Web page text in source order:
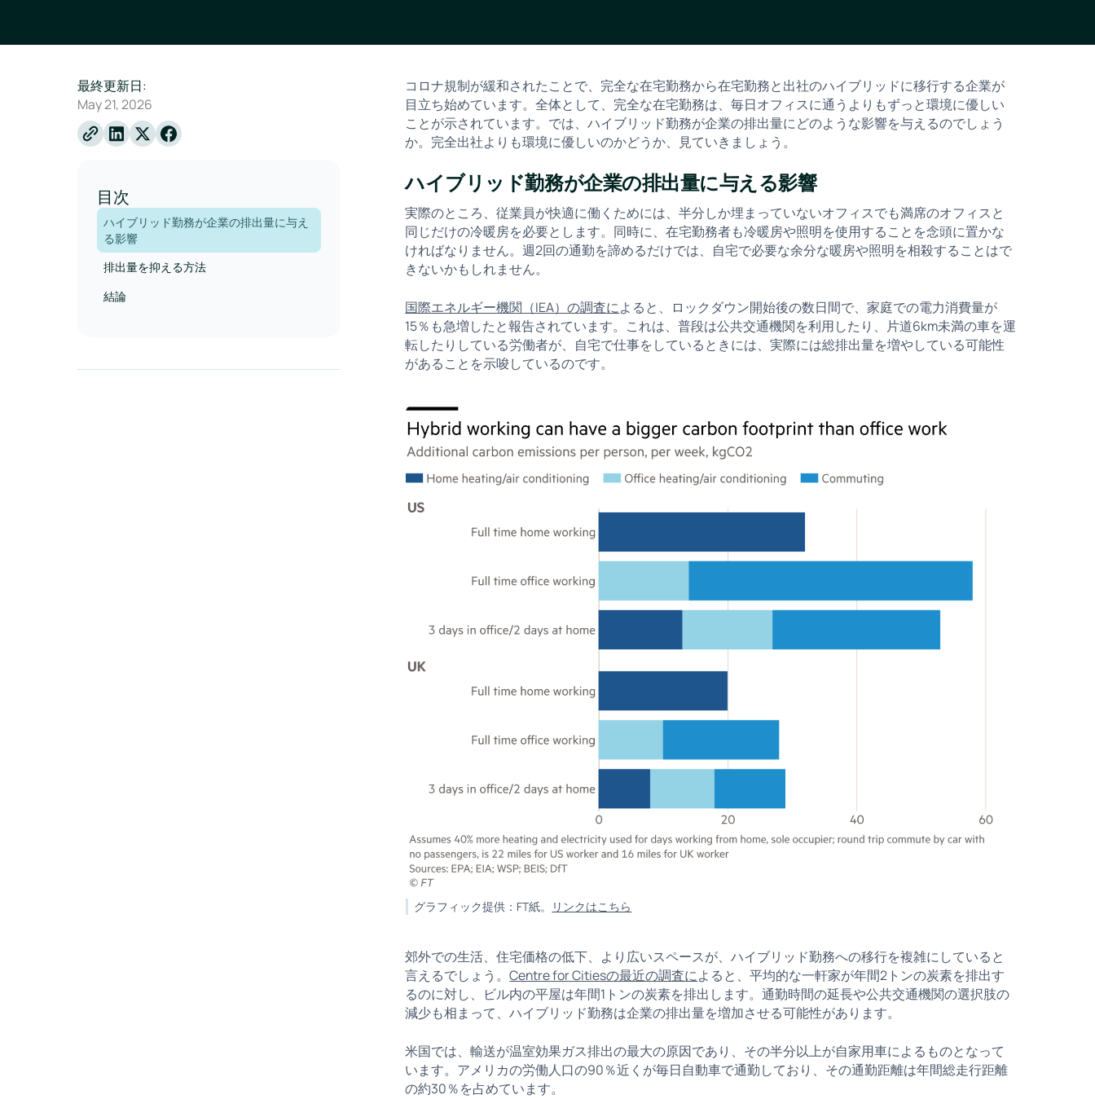
最終更新日:
May 21, 2026
Linkedin
X Facebook
目次
ハイブリッド勤務が企業の排出量に与え
る影響
排出量を抑える方法
結論
コロナ規制が緩和されたことで、完全な在宅勤務から在宅勤務と出社のハイブリッドに移行する企業が
目立ち始めています。全体として、完全な在宅勤務は、毎日オフィスに通うよりもずっと環境に優しい
ことが示されています。では、ハイブリッド勤務が企業の排出量にどのような影響を与えるのでしょう
か。完全出社よりも環境に優しいのかどうか、見ていきましょう。
ハイブリッド勤務が企業の排出量に与える影響
実際のところ、従業員が快適に働くためには、半分しか埋まっていないオフィスでも満席のオフィスと
同じだけの冷暖房を必要とします。同時に、在宅勤務者も冷暖房や照明を使用することを念頭に置かな
ければなりません。週2回の通勤を諦めるだけでは、自宅で必要な余分な暖房や照明を相殺することはで
きないかもしれません。
国際エネルギー機関（IEA）の調査によると、ロックダウン開始後の数日間で、家庭での電力消費量が
15％も急増したと報告されています。これは、普段は公共交通機関を利用したり、片道6km未満の車を運
転したりしている労働者が、自宅で仕事をしているときには、実際には総排出量を増やしている可能性
があることを示唆しているのです。
グラフィック提供：FT紙。 リンクはこちら
郊外での生活、住宅価格の低下、より広いスペースが、ハイブリッド勤務への移行を複雑にしていると
言えるでしょう。Centre for Citiesの最近の調査によると、平均的な一軒家が年間2トンの炭素を排出す
るのに対し、ビル内の平屋は年間1トンの炭素を排出します。通勤時間の延長や公共交通機関の選択肢の
減少も相まって、ハイブリッド勤務は企業の排出量を増加させる可能性があります。
米国では、輸送が温室効果ガス排出の最大の原因であり、その半分以上が自家用車によるものとなって
います。アメリカの労働人口の90％近くが毎日自動車で通勤しており、その通勤距離は年間総走行距離
の約30％を占めています。